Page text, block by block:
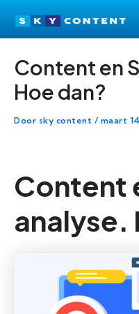
naar
inhoud
Content en
Hoe dan?
Door sky content / maart
Content
analyse.
navigatie